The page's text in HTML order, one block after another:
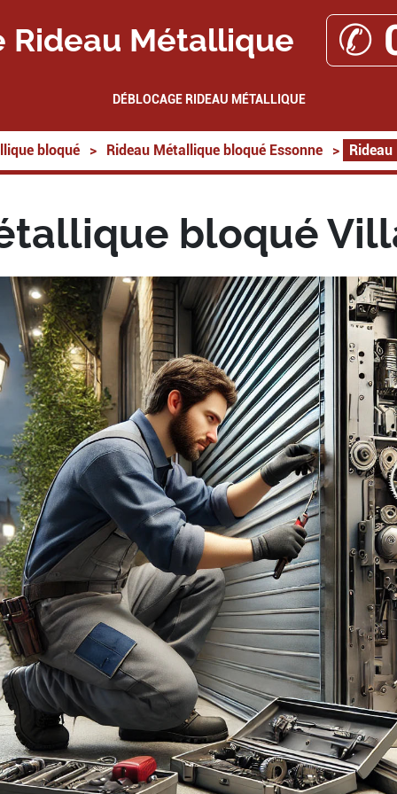
Rideau Métallique ✆
DÉBLOCAGE RIDEAU MÉTALLIQUE
bloqué > Rideau Métallique bloqué Essonne >
bloqué